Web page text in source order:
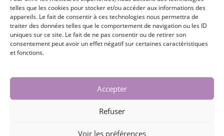
telles que les cookies pour stocker et/ou accéder aux informations des
appareils. Le fait de consentir à ces technologies nous permettra de
traiter des données telles que le comportement de navigation ou les ID
uniques sur ce site. Le fait de ne pas consentir ou de retirer son
consentement peut avoir un effet négatif sur certaines caractéristiques
et fonctions.
Accepter
Refuser
Voir les préférences
Déclaration de confidentialité (UE)
Politique de cookies (UE)